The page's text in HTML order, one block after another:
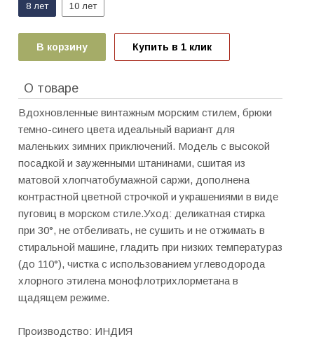
8 лет 10 лет
В корзину Купить в 1 клик
О товаре
Вдохновленные винтажным морским стилем, брюки
темно-синего цвета идеальный вариант для
маленьких зимних приключений. Модель с высокой
посадкой и зауженными штанинами, сшитая из
матовой хлопчатобумажной саржи, дополнена
контрастной цветной строчкой и украшениями в виде
пуговиц в морском стиле.Уход: деликатная стирка
при 30°, не отбеливать, не сушить и не отжимать в
стиральной машине, гладить при низких температураз
(до 110°), чистка с использованием углеводорода
хлорного этилена монофлотрихлорметана в
щадящем режиме.
Производство: ИНДИЯ